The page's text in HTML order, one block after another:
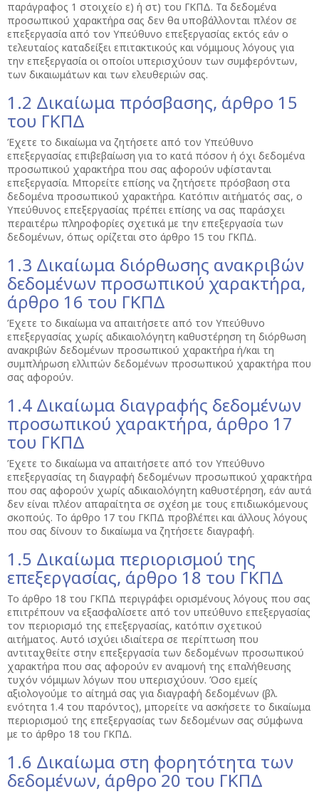
παράγραφος 1 στοιχείο ε) ή στ) του ΓΚΠΔ. Τα δεδομένα
προσωπικού χαρακτήρα σας δεν θα υποβάλλονται πλέον σε
επεξεργασία από τον Υπεύθυνο επεξεργασίας εκτός εάν ο
τελευταίος καταδείξει επιτακτικούς και νόμιμους λόγους για
την επεξεργασία οι οποίοι υπερισχύουν των συμφερόντων,
των δικαιωμάτων και των ελευθεριών σας.
1.2 Δικαίωμα πρόσβασης, άρθρο 15
του ΓΚΠΔ
Έχετε το δικαίωμα να ζητήσετε από τον Υπεύθυνο
επεξεργασίας επιβεβαίωση για το κατά πόσον ή όχι δεδομένα
προσωπικού χαρακτήρα που σας αφορούν υφίστανται
επεξεργασία. Μπορείτε επίσης να ζητήσετε πρόσβαση στα
δεδομένα προσωπικού χαρακτήρα. Κατόπιν αιτήματός σας, ο
Υπεύθυνος επεξεργασίας πρέπει επίσης να σας παράσχει
περαιτέρω πληροφορίες σχετικά με την επεξεργασία των
δεδομένων, όπως ορίζεται στο άρθρο 15 του ΓΚΠΔ.
1.3 Δικαίωμα διόρθωσης ανακριβών
δεδομένων προσωπικού χαρακτήρα,
άρθρο 16 του ΓΚΠΔ
Έχετε το δικαίωμα να απαιτήσετε από τον Υπεύθυνο
επεξεργασίας χωρίς αδικαιολόγητη καθυστέρηση τη διόρθωση
ανακριβών δεδομένων προσωπικού χαρακτήρα ή/και τη
συμπλήρωση ελλιπών δεδομένων προσωπικού χαρακτήρα που
σας αφορούν.
1.4 Δικαίωμα διαγραφής δεδομένων
προσωπικού χαρακτήρα, άρθρο 17
του ΓΚΠΔ
Έχετε το δικαίωμα να απαιτήσετε από τον Υπεύθυνο
επεξεργασίας τη διαγραφή δεδομένων προσωπικού χαρακτήρα
που σας αφορούν χωρίς αδικαιολόγητη καθυστέρηση, εάν αυτά
δεν είναι πλέον απαραίτητα σε σχέση με τους επιδιωκόμενους
σκοπούς. Το άρθρο 17 του ΓΚΠΔ προβλέπει και άλλους λόγους
που σας δίνουν το δικαίωμα να ζητήσετε διαγραφή.
1.5 Δικαίωμα περιορισμού της
επεξεργασίας, άρθρο 18 του ΓΚΠΔ
Το άρθρο 18 του ΓΚΠΔ περιγράφει ορισμένους λόγους που σας
επιτρέπουν να εξασφαλίσετε από τον υπεύθυνο επεξεργασίας
τον περιορισμό της επεξεργασίας, κατόπιν σχετικού
αιτήματος. Αυτό ισχύει ιδιαίτερα σε περίπτωση που
αντιταχθείτε στην επεξεργασία των δεδομένων προσωπικού
χαρακτήρα που σας αφορούν εν αναμονή της επαλήθευσης
τυχόν νόμιμων λόγων που υπερισχύουν. Όσο εμείς
αξιολογούμε το αίτημά σας για διαγραφή δεδομένων (βλ.
ενότητα 1.4 του παρόντος), μπορείτε να ασκήσετε το δικαίωμα
περιορισμού της επεξεργασίας των δεδομένων σας σύμφωνα
με το άρθρο 18 του ΓΚΠΔ.
1.6 Δικαίωμα στη φορητότητα των
δεδομένων, άρθρο 20 του ΓΚΠΔ